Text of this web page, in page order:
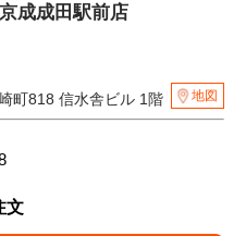
成成田駅前店
町818 信水舎ビル 1階
地図
文